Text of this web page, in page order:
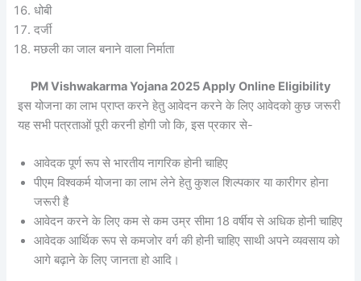
धोबी
दर्जी
मछली का जाल बनाने वाला निर्माता
PM Vishwakarma Yojana 2025 Apply Online Eligibility
इस योजना का लाभ प्राप्त करने हेतु आवेदन करने के लिए आवेदको कुछ जरूरी
यह सभी पत्रताओं पूरी करनी होगी जो कि, इस प्रकार से-
आवेदक पूर्ण रूप से भारतीय नागरिक होनी चाहिए
पीएम विश्वकर्म योजना का लाभ लेने हेतु कुशल शिल्पकार या कारीगर होना
जरूरी है
आवेदन करने के लिए कम से कम उम्र सीमा 18 वर्षीय से अधिक होनी चाहिए
आवेदक आर्थिक रूप से कमजोर वर्ग की होनी चाहिए साथी अपने व्यवसाय को
आगे बढ़ाने के लिए जानता हो आदि।